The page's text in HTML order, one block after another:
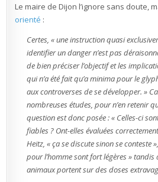
Le maire de Dijon l’ignore sans doute,
orienté :
Certes, « une instruction quasi
identifier un danger n’est pas
de bien préciser l’objectif et les
qui n’a été fait qu’a minima pour le
aux controverses de se développer. »
nombreuses études, pour n’en retenir
question est donc posée : « Celles-ci
fiables ? Ont-elles évaluées
Heitz, « ça se discute sinon se conteste
pour l’homme sont fort légères » tandis
animaux portent sur des doses